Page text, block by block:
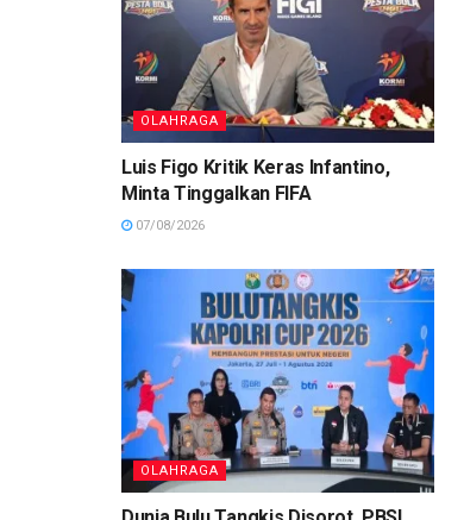
OLAHRAGA
Luis Figo Kritik Keras Infantino,
Minta Tinggalkan FIFA
07/08/2026
OLAHRAGA